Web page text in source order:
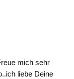
mich sehr
liebe Deine